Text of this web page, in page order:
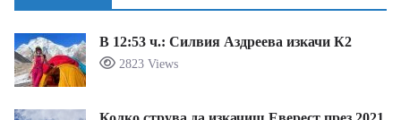
В 12:53 ч.: Силвия Аздреева изкачи К2
2823 Views